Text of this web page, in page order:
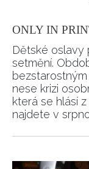
ONLY IN
Dětské oslavy
setmění.
nese krizi
která se hlásí
najdete v